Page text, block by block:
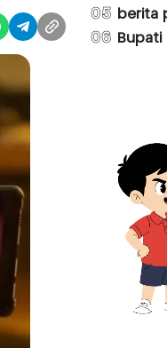
05 berita
06 Bupati